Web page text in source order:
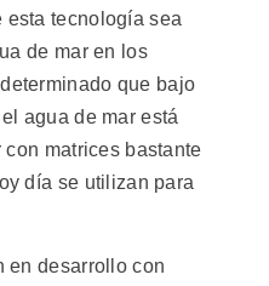
esta tecnología sea
de mar en los
que bajo
agua de mar está
matrices bastante
día se utilizan para
en desarrollo con